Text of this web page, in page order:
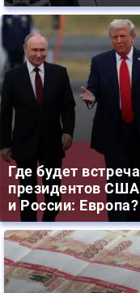
Где будет встреча
президентов США
и России: Европа?